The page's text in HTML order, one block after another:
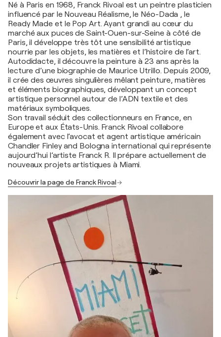
Né à Paris en 1968, Franck Rivoal est un peintre plasticien
influencé par le Nouveau Réalisme, le Néo-Dada , le
Ready Made et le Pop Art. Ayant grandi au cœur du
marché aux puces de Saint-Ouen-sur-Seine à côté de
Paris, il développe très tôt une sensibilité artistique
nourrie par les objets, les matières et l’histoire de l’art.
Autodidacte, il découvre la peinture à 23 ans après la
lecture d’une biographie de Maurice Utrillo. Depuis 2009,
il crée des œuvres singulières mêlant peinture, matières
et éléments biographiques, développant un concept
artistique personnel autour de l’ADN textile et des
matériaux symboliques.
Son travail séduit des collectionneurs en France, en
Europe et aux États-Unis. Franck Rivoal collabore
également avec l’avocat et agent artistique américain
Chandler Finley and Bologna international qui représente
aujourd’hui l’artiste Franck R. Il prépare actuellement de
nouveaux projets artistiques à Miami.
Découvrir la page de Franck Rivoal